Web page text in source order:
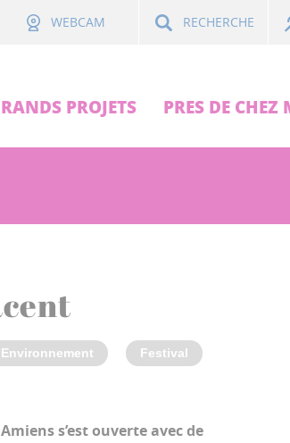
WEBCAM RECHERCHE
PROJETS PRES DE CHEZ
Environnement Festival
s’est ouverte avec de